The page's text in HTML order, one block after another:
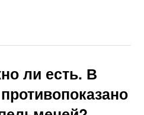
ли есть. В